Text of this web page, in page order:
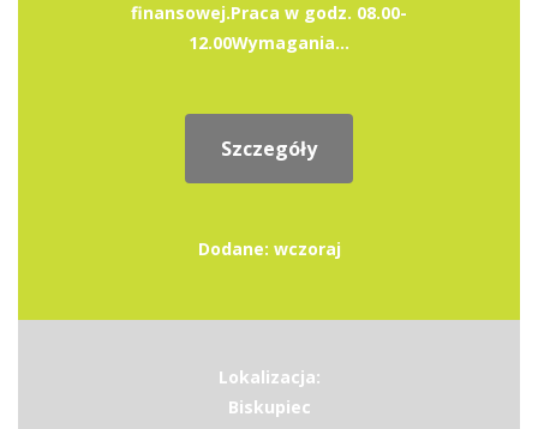
finansowej.Praca w godz. 08.00-
12.00Wymagania...
Szczegóły
Dodane: wczoraj
Lokalizacja:
Biskupiec